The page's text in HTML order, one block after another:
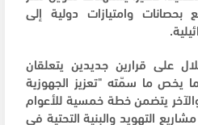
بحصانات وامتيازات دولية إلى
على قرارين جديدين يتعلقان
يخص ما سمّته "تعزيز الجهوزية
خلال عام 2026، والآخر يتضمن خطة خمسية للأعوام
مشاريع التهويد والبنية التحتية في